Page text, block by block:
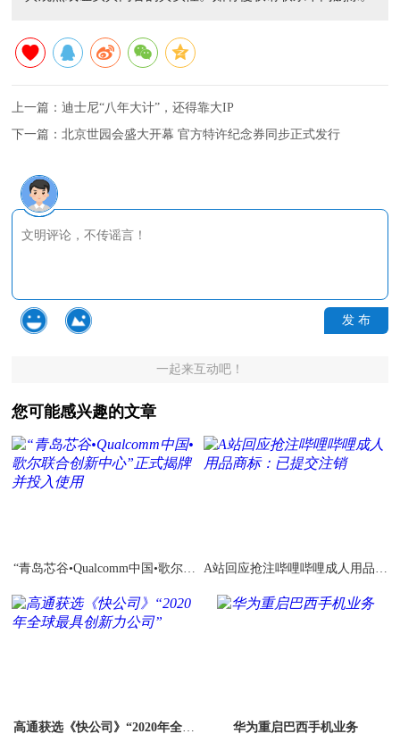
上一篇：迪士尼“八年大计”，还得靠大IP
下一篇：北京世园会盛大开幕 官方特许纪念券同步正式发行
发 布
一起来互动吧！
您可能感兴趣的文章
“青岛芯谷•Qualcomm中国•歌尔联
A站回应抢注哔哩哔哩成人用品商
高通获选《快公司》“2020年全球 华为重启巴西手机业务